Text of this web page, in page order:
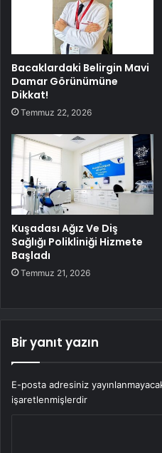
Bacaklardaki Belirgin Mavi
Damar Görünümüne
Dikkat!
Temmuz 22, 2026
Kuşadası Ağız Ve Diş
Sağlığı Polikliniği Hizmete
Başladı
Temmuz 21, 2026
Bir yanıt yazın
E-posta adresiniz
işaretlenmişlerdir